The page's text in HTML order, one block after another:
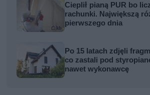
Cieplił pianą PUR bo
rachunki. Największą
pierwszego dnia
Po 15 latach zdjęli
co zastali pod
nawet wykonawcę